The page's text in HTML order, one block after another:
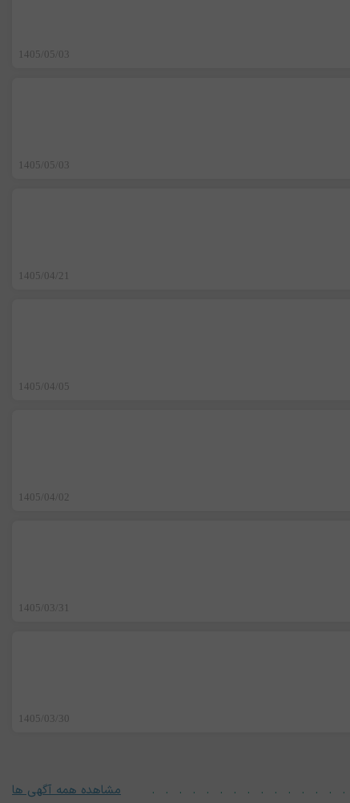
1405/05/03
1405/05/03
1405/04/21
1405/04/05
1405/04/02
1405/03/31
1405/03/30
مشاهده همه آگهی ها